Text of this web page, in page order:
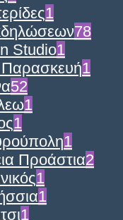
1
78
Studio1
Παρασκευή1
52
1
1
1
Προάστια2
1
1
1